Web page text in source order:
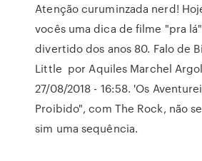
Atenção curuminzada nerd!
vocês uma dica de filme "pra
divertido dos anos 80. Falo de
Little por Aquiles Marchel
27/08/2018 - 16:58. 'Os
Proibido", com The Rock, não
sim uma sequência.